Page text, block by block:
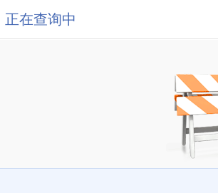
正在查询中